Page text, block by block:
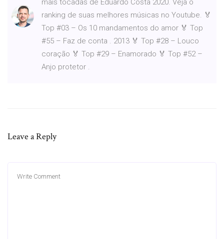
mais tocadas de Eduardo Costa 2020. Veja o
ranking de suas melhores músicas no Youtube. 🏅
Top #03 – Os 10 mandamentos do amor 🏅 Top
#55 – Faz de conta . 2013 🏅 Top #28 – Louco
coração 🏅 Top #29 – Enamorado 🏅 Top #52 –
Anjo protetor .
Leave a Reply